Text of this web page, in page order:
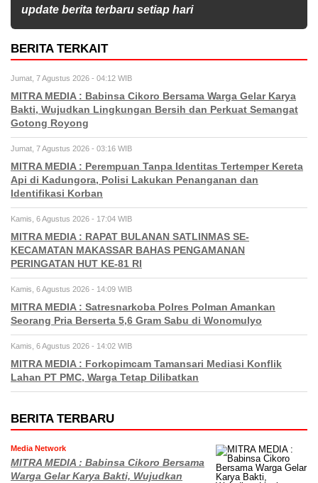
update berita terbaru setiap hari
BERITA TERKAIT
Jumat, 7 Agustus 2026 - 04:12 WIB
MITRA MEDIA : Babinsa Cikoro Bersama Warga Gelar Karya
Bakti, Wujudkan Lingkungan Bersih dan Perkuat Semangat
Gotong Royong
Jumat, 7 Agustus 2026 - 03:16 WIB
MITRA MEDIA : Perempuan Tanpa Identitas Tertemper Kereta
Api di Kadungora, Polisi Lakukan Penanganan dan
Identifikasi Korban
Kamis, 6 Agustus 2026 - 17:04 WIB
MITRA MEDIA : RAPAT BULANAN SATLINMAS SE-
KECAMATAN MAKASSAR BAHAS PENGAMANAN
PERINGATAN HUT KE-81 RI
Kamis, 6 Agustus 2026 - 14:09 WIB
MITRA MEDIA : Satresnarkoba Polres Polman Amankan
Seorang Pria Berserta 5,6 Gram Sabu di Wonomulyo
Kamis, 6 Agustus 2026 - 14:02 WIB
MITRA MEDIA : Forkopimcam Tamansari Mediasi Konflik
Lahan PT PMC, Warga Tetap Dilibatkan
BERITA TERBARU
Media Network
MITRA MEDIA : Babinsa Cikoro Bersama
Warga Gelar Karya Bakti, Wujudkan